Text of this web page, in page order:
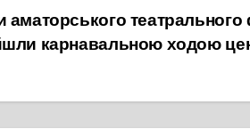
аматорського
карнавальною ходою